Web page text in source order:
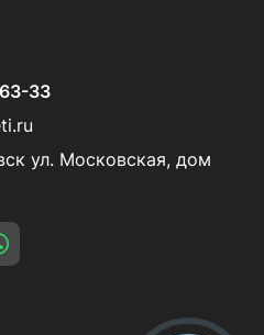
33
ул. Московская, дом